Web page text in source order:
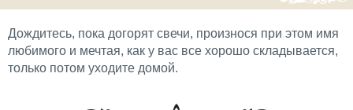
Дождитесь, пока догорят свечи, произнося при этом имя
любимого и мечтая, как у вас все хорошо складывается,
только потом уходите домой.